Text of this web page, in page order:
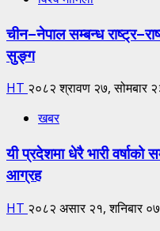
चीन–नेपाल सम्बन्ध
सुङ्ग
HT २०८२ श्रावण २७, सोमबार
खबर
यी प्रदेशमा धेरै भारी
आग्रह
HT २०८२ असार २१, शनिबार